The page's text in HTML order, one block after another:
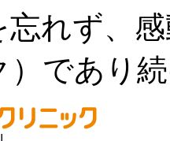
れず、
）であり